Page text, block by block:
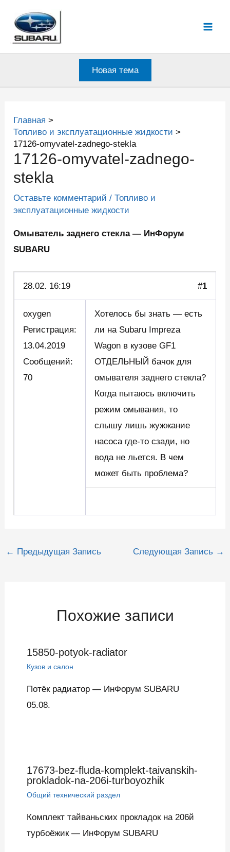
содержимому
Новая тема
Главная
Топливо и эксплуатационные жидкости
17126-omyvatel-zadnego-stekla
17126-omyvatel-zadnego-
stekla
Оставьте комментарий /Топливо и
эксплуатационные жидкости
Омыватель заднего стекла — ИнФорум
SUBARU
28.02. 16:19 #1
oxygen
Регистрация:
13.04.2019
Сообщений:
70
Хотелось бы знать — есть
ли на Subaru Impreza
Wagon в кузове GF1
ОТДЕЛЬНЫЙ бачок для
омывателя заднего стекла?
Когда пытаюсь включить
режим омывания, то
слышу лишь жужжание
насоса где-то сзади, но
вода не льется. В чем
может быть проблема?
Навигация
← Предыдущая Запись Следующая Запись →
Похожие записи
15850-potyok-radiator
Кузов и салон
Потёк радиатор — ИнФорум SUBARU
05.08.
17673-bez-fluda-komplekt-taivanskih-
prokladok-na-206i-turboyozhik
Общий технический раздел
Комплект тайваньских прокладок на 206й
турбоёжик — ИнФорум SUBARU